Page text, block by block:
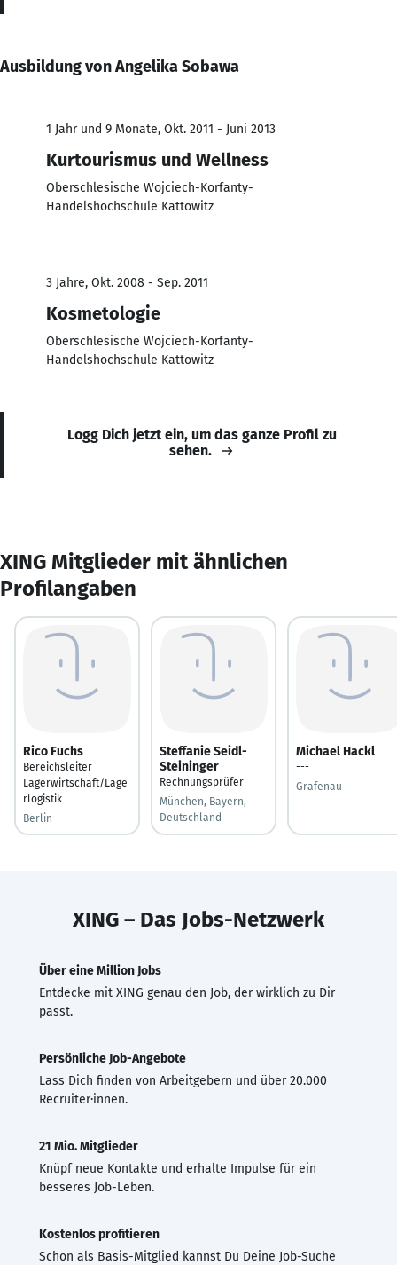
Ausbildung von Angelika Sobawa
1 Jahr und 9 Monate, Okt. 2011 - Juni 2013
Kurtourismus und Wellness
Oberschlesische Wojciech-Korfanty-
Handelshochschule Kattowitz
3 Jahre, Okt. 2008 - Sep. 2011
Kosmetologie
Oberschlesische Wojciech-Korfanty-
Handelshochschule Kattowitz
Logg Dich jetzt ein, um das ganze Profil zu
sehen.
XING Mitglieder mit ähnlichen
Profilangaben
Rico Fuchs
Bereichsleiter
Lagerwirtschaft/Lage
rlogistik
Berlin
Steffanie Seidl-
Steininger
Rechnungsprüfer
München, Bayern,
Deutschland
Michael Hackl
---
Grafenau
XING – Das Jobs-Netzwerk
Über eine Million Jobs
Entdecke mit XING genau den Job, der wirklich zu Dir
passt.
Persönliche Job-Angebote
Lass Dich finden von Arbeitgebern und über 20.000
Recruiter·innen.
21 Mio. Mitglieder
Knüpf neue Kontakte und erhalte Impulse für ein
besseres Job-Leben.
Kostenlos profitieren
Schon als Basis-Mitglied kannst Du Deine Job-Suche